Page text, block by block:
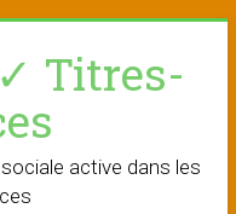
Titres-
active dans les